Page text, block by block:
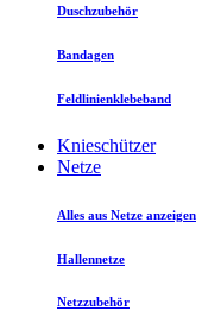
Duschzubehör
Bandagen
Feldlinienklebeband
Knieschützer
Netze
Alles aus Netze anzeigen
Hallennetze
Netzzubehör